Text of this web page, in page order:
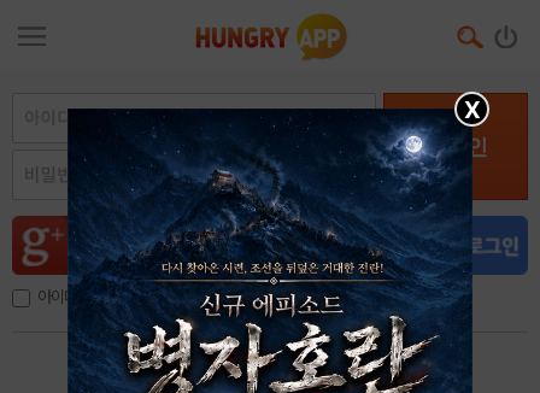
로그인
아이디, 이메일 저장
아이디 / 비밀번호 찾기 회원가입
X